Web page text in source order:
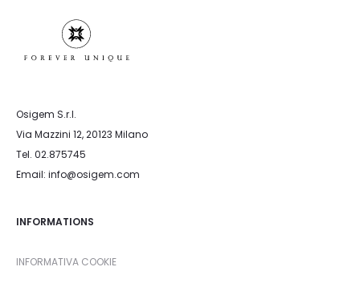
Osigem S.r.l.
Via Mazzini 12, 20123 Milano
Tel. 02.875745
Email: info@osigem.com
INFORMATIONS
INFORMATIVA COOKIE